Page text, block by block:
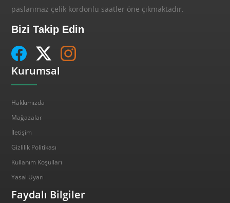
paslanmaz çelik kordonlu saatler öne çıkmaktadır.
Bizi Takip Edin
Kurumsal
Hakkımızda
Mağazalar
İletişim
Gizlilik Politikası
Kullanım Koşulları
Yasal Uyarı
Faydalı Bilgiler